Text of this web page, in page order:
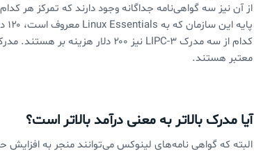
از آن نیز سه گواهی‌نامه جداگانه وجود دارند که تمرکز هر
معتبر هستند.
آیا مدرک بالاتر به معنی درآمد بالاتر است؟
البته که گواهی نامه‌های لینوکس می‌توانند منجر به